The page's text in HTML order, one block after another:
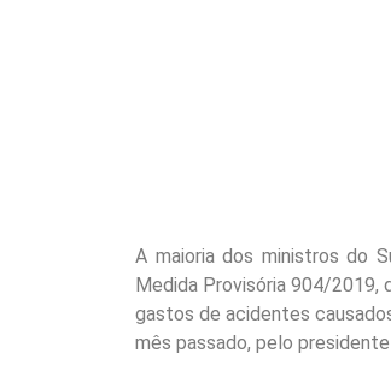
A maioria dos ministros do
Medida Provisória 904/2019,
gastos de acidentes
mês passado, pelo